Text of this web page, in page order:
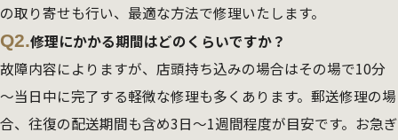
の取り寄せも行い、最適な方法で修理いたします。
Q2.修理にかかる期間はどのくらいですか？
故障内容によりますが、店頭持ち込みの場合はその場で10分
～当日中に完了する軽微な修理も多くあります。郵送修理の場
合、往復の配送期間も含め3日～1週間程度が目安です。お急ぎ